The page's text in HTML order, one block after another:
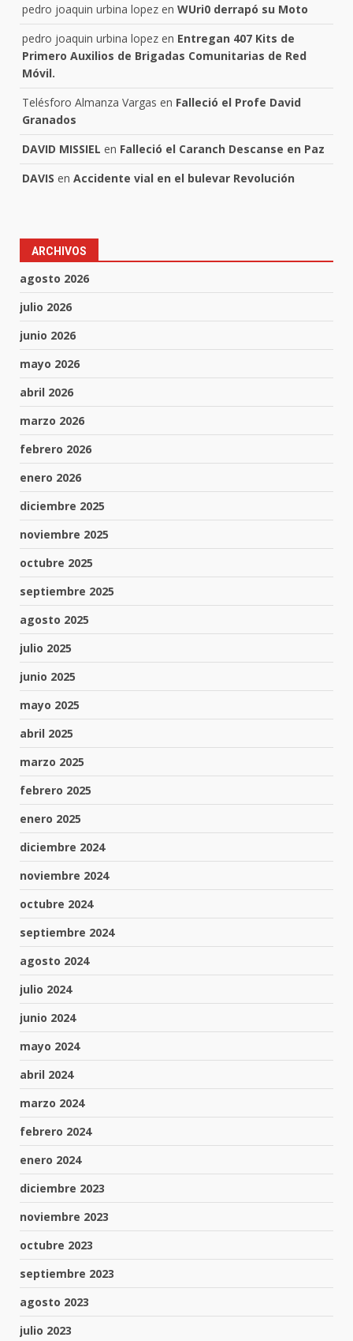
pedro joaquin urbina lopez en WUri0 derrapó su Moto
pedro joaquin urbina lopez en Entregan 407 Kits de
Primero Auxilios de Brigadas Comunitarias de Red
Móvil.
Telésforo Almanza Vargas en Falleció el Profe David
Granados
DAVID MISSIEL en Falleció el Caranch Descanse en Paz
DAVIS en Accidente vial en el bulevar Revolución
ARCHIVOS
agosto 2026
julio 2026
junio 2026
mayo 2026
abril 2026
marzo 2026
febrero 2026
enero 2026
diciembre 2025
noviembre 2025
octubre 2025
septiembre 2025
agosto 2025
julio 2025
junio 2025
mayo 2025
abril 2025
marzo 2025
febrero 2025
enero 2025
diciembre 2024
noviembre 2024
octubre 2024
septiembre 2024
agosto 2024
julio 2024
junio 2024
mayo 2024
abril 2024
marzo 2024
febrero 2024
enero 2024
diciembre 2023
noviembre 2023
octubre 2023
septiembre 2023
agosto 2023
julio 2023